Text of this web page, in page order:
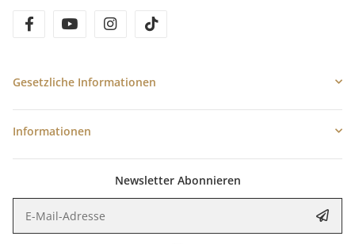
facebookyoutube instagram
Gesetzliche Informationen
Informationen
Newsletter Abonnieren